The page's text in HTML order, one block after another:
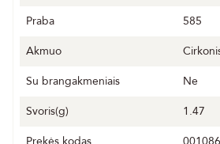
Praba
585
Akmuo
Su brangakmeniais
Ne
Svoris(g)
1.47